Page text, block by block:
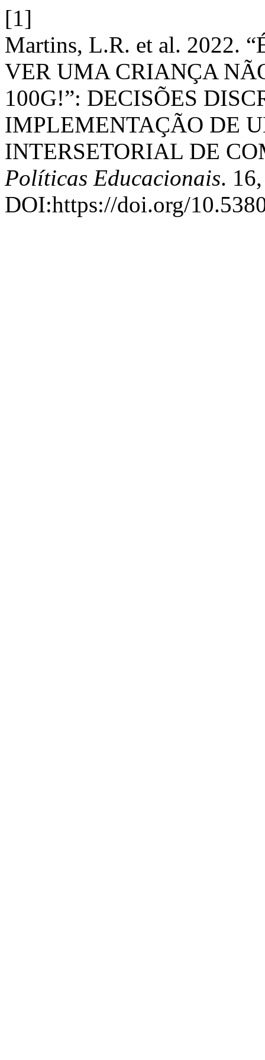
[1]
Martins, L.R. et al. 2022.
VER UMA CRIANÇA
100G!”: DECISÕES
IMPLEMENTAÇÃO DE
INTERSETORIAL DE
Políticas Educacionais.
DOI:https://doi.org/